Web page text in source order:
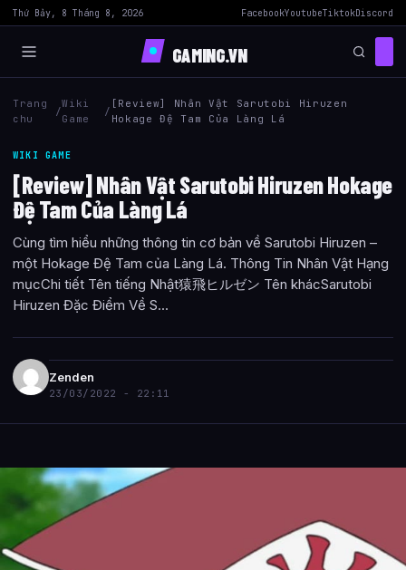
Thứ Bảy, 8 Tháng 8, 2026 FacebookYoutubeTiktokDiscord
GAMING.VN
Trang
chu
/
Wiki
Game
/
[Review] Nhân Vật Sarutobi Hiruzen
Hokage Đệ Tam Của Làng Lá
WIKI GAME
[Review] Nhân Vật Sarutobi Hiruzen Hokage
Đệ Tam Của Làng Lá
Cùng tìm hiểu những thông tin cơ bản về Sarutobi Hiruzen –
một Hokage Đệ Tam của Làng Lá. Thông Tin Nhân Vật Hạng
mụcChi tiết Tên tiếng Nhật猿飛ヒルゼン Tên khácSarutobi
Hiruzen Đặc Điểm Về S...
Zenden
23/03/2022 - 22:11